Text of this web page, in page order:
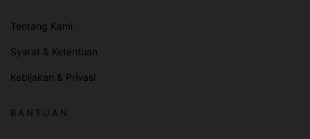
Tentang Kami
Syarat & Ketentuan
Kebijakan & Privasi
BANTUAN